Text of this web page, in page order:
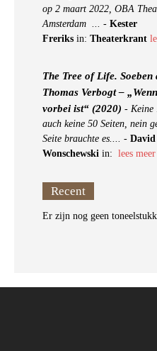
op 2 maart 2022, OBA
Amsterdam ... - Kester
Freriks in: Theaterkrant
The Tree of Life. Soeben
Thomas Verbogt –
vorbei ist“ (2020) - Keine
auch keine 50 Seiten, nein
Seite brauchte es.... - David
Wonschewski in: lees meer
Recent
Er zijn nog geen